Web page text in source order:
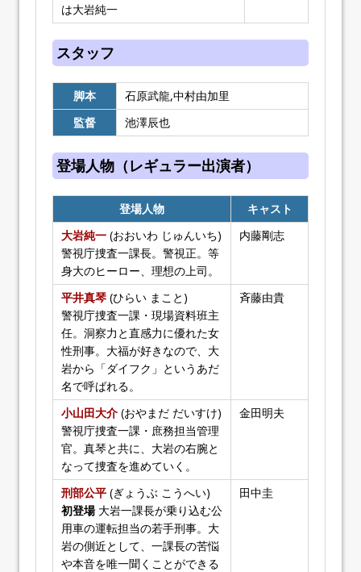
は大岩純一
スタッフ
脚本
石原武龍,中村由加里
監督
池澤辰也
登場人物（レギュラー出演者）
登場人物
キャスト
大岩純一 (おおいわ じゅんいち)
警視庁捜査一課長。警視正。等
身大のヒーロー、理想の上司。
内藤剛志
平井真琴 (ひらい まこと)
警視庁捜査一課・現場資料班主
任。洞察力と直感力に優れた女
性刑事。大福が好きなので、大
岩から「ダイフク」というあだ
名で呼ばれる。
斉藤由貴
小山田大介 (おやまだ だいすけ)
警視庁捜査一課・庶務担当管理
官。真琴と共に、大岩の右腕と
なって捜査を進めていく。
金田明夫
刑部公平 (ぎょうぶ こうへい)
初登場大岩一課長が乗り込む公
用車の運転担当の若手刑事。大
岩の側近として、一課長の苦悩
や本音を唯一聞くことができる
田中圭